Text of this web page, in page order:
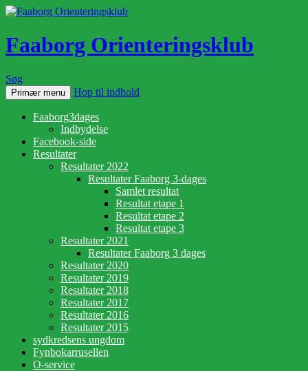
Faaborg Orienteringsklub
Søg
Primær menu Hop til indhold
Faaborg3dages
Indbydelse
Facebook-side
Resultater
Resultater 2022
Resultater Faaborg 3-dages
Samlet resultat
Resultat etape 1
Resultat etape 2
Resultat etape 3
Resultater 2021
Resultater Faaborg 3 dages
Resultater 2020
Resultater 2019
Resultater 2018
Resultater 2017
Resultater 2016
Resultater 2015
sydkredsens ungdom
Fynbokarrusellen
O-service